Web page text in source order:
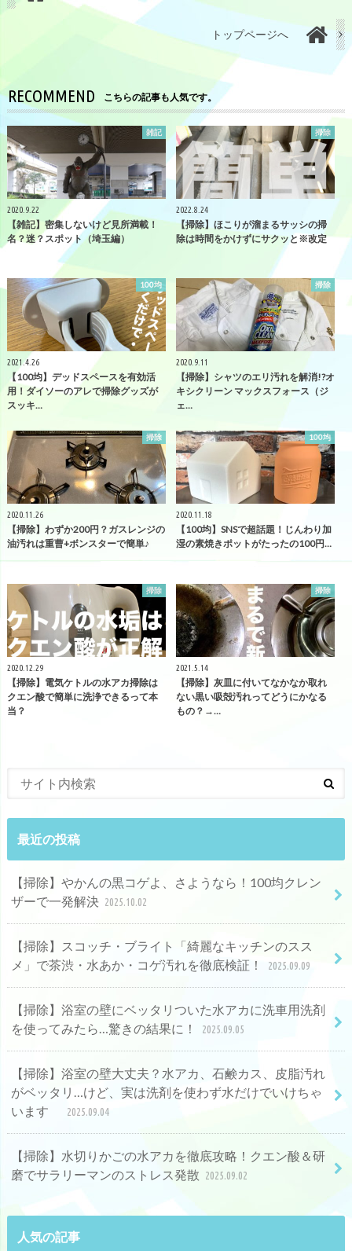
トップページへ
RECOMMEND こちらの記事も人気です。
雑記
2020.9.22
【雑記】密集しないけど見所満載！
名？迷？スポット（埼玉編）
掃除
2022.8.24
【掃除】ほこりが溜まるサッシの掃
除は時間をかけずにサクッと※改定
100均
2021.4.26
【100均】デッドスペースを有効活
用！ダイソーのアレで掃除グッズが
スッキ…
掃除
2020.9.11
【掃除】シャツのエリ汚れを解消!?オ
キシクリーン マックスフォース（ジ
ェ…
掃除
2020.11.26
【掃除】わずか200円？ガスレンジの
油汚れは重曹+ボンスターで簡単♪
100均
2020.11.18
【100均】SNSで超話題！じんわり加
湿の素焼きポットがたったの100円…
掃除
2020.12.29
【掃除】電気ケトルの水アカ掃除は
クエン酸で簡単に洗浄できるって本
当？
掃除
2021.5.14
【掃除】灰皿に付いてなかなか取れ
ない黒い吸殻汚れってどうにかなる
もの？→…
最近の投稿
【掃除】やかんの黒コゲよ、さようなら！100均クレン
ザーで一発解決 2025.10.02
【掃除】スコッチ・ブライト「綺麗なキッチンのスス
メ」で茶渋・水あか・コゲ汚れを徹底検証！
2025.09.09
【掃除】浴室の壁にベッタリついた水アカに洗車用洗剤
を使ってみたら…驚きの結果に！
2025.09.05
【掃除】浴室の壁大丈夫？水アカ、石鹸カス、皮脂汚れ
がベッタリ…けど、実は洗剤を使わず水だけでいけちゃ
います
2025.09.04
【掃除】水切りかごの水アカを徹底攻略！クエン酸＆研
磨でサラリーマンのストレス発散 2025.09.02
人気の記事